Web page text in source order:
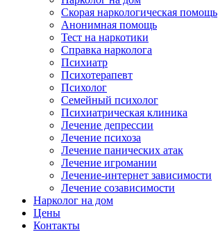
Скорая наркологическая помощь
Анонимная помощь
Тест на наркотики
Справка нарколога
Психиатр
Психотерапевт
Психолог
Семейный психолог
Психиатрическая клиника
Лечение депрессии
Лечение психоза
Лечение панических атак
Лечение игромании
Лечение-интернет зависимости
Лечение созависимости
Нарколог на дом
Цены
Контакты